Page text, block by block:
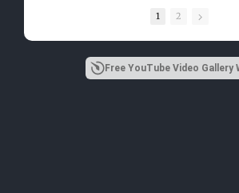
1 2
Free YouTube Video Gallery